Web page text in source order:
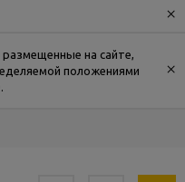
×
на сайте,
положениями
×